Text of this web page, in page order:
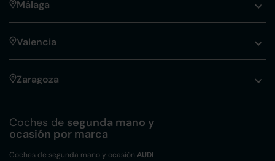
Málaga
Valencia
Zaragoza
Coches de segunda mano y
ocasión por marca
Coches de segunda mano y ocasión AUDI